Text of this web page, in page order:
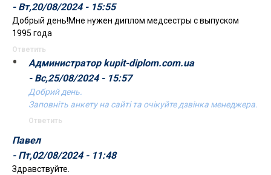
- Вт,20/08/2024 - 15:55
Добрый день!Мне нужен диплом медсестры с выпуском
1995 года
Ответить
Администратор kupit-diplom.com.ua
- Вс,25/08/2024 - 15:57
Добрий день.
Заповніть анкету на сайті та очікуйте дзвінка менеджера.
Ответить
Павел
- Пт,02/08/2024 - 11:48
Здравствуйте.